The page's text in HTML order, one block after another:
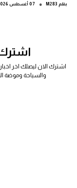
بقلم M283
● 07 أغسطس 2026
اشترك
اشترك الان ليصلك اخر
والسياحة وموضة